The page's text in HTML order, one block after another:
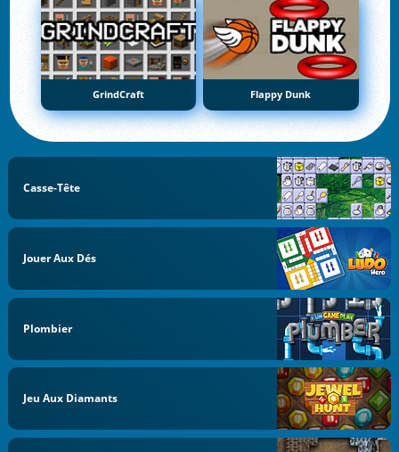
GrindCraft Flappy Dunk
Casse-Tête
Jouer Aux Dés
Plombier
Jeu Aux Diamants